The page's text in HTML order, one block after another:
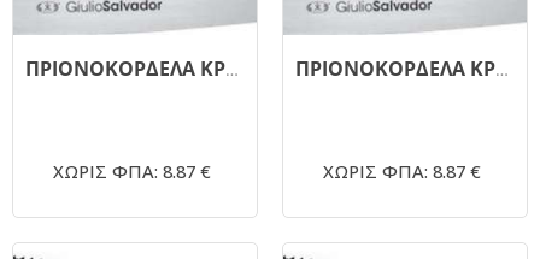
ΠΡΙΟΝΟΚΟΡΔΕΛΑ ΚΡΕΑΤΟΣ 1740.19mm G.SALVADOR 4TPI
ΧΩΡΙΣ ΦΠΑ: 8.87 €
ΠΡΙΟΝΟΚΟΡΔΕΛΑ ΚΡΕΑΤΟΣ 1520.19mm G.SALVADOR 4TPI
ΧΩΡΙΣ ΦΠΑ: 8.87 €